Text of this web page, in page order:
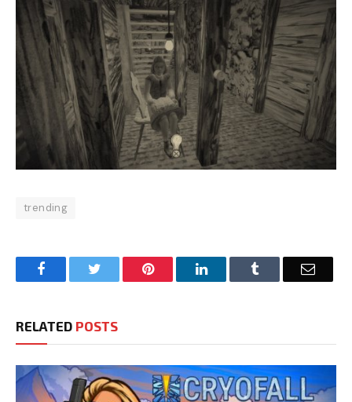
trending
FacebookTwitter Pinterest LinkedInTumblr Email
RELATED POSTS